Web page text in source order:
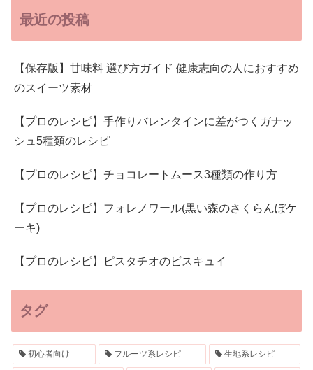
最近の投稿
【保存版】甘味料 選び方ガイド 健康志向の人におすすめ
のスイーツ素材
【プロのレシピ】手作りバレンタインに差がつくガナッ
シュ5種類のレシピ
【プロのレシピ】チョコレートムース3種類の作り方
【プロのレシピ】フォレノワール(黒い森のさくらんぼケ
ーキ)
【プロのレシピ】ピスタチオのビスキュイ
タグ
初心者向け フルーツ系レシピ 生地系レシピ